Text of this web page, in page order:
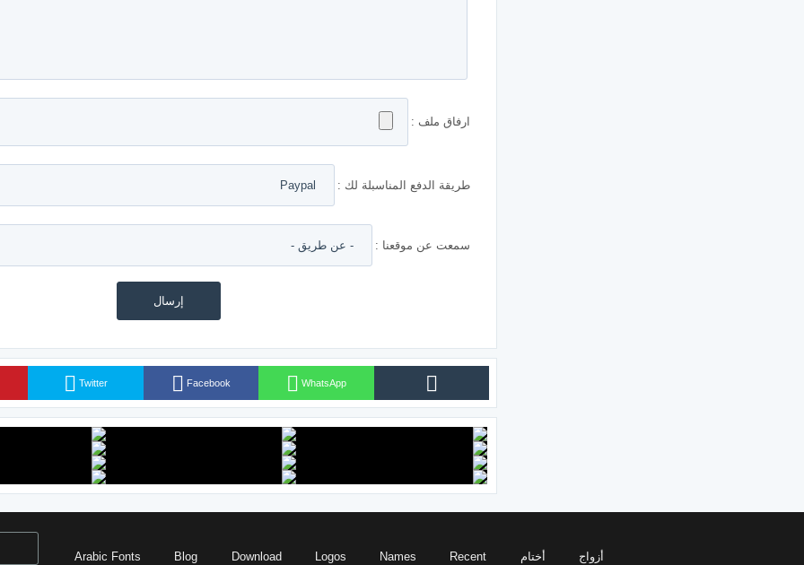
ارفاق ملف :
طريقة الدفع المناسبلة لك :
سمعت عن موقعنا :
WhatsApp
Facebook
Twitter
Arabic Fonts Blog Download Logos Names Recent أختام أزواج